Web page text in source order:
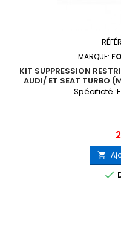
MARQUE:
KIT SUPPRESSION
AUDI/ ET SEAT TURBO
Spécificté

